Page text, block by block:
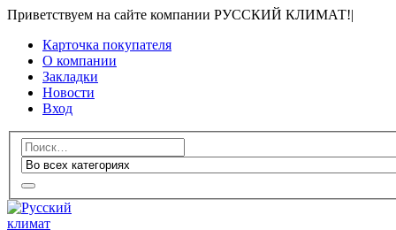
Приветствуем на сайте компании РУССКИЙ КЛИМАТ!|
Карточка покупателя
О компании
Закладки
Новости
Вход